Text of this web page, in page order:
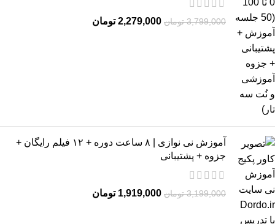
3,799,000 تومان 2,279,000 تومان
آموزش نی نوازی | ۸ ساعت دوره + ۱۲ فیلم رایگان +
جزوه + پشتیبانی
3,199,000 تومان 1,919,000 تومان